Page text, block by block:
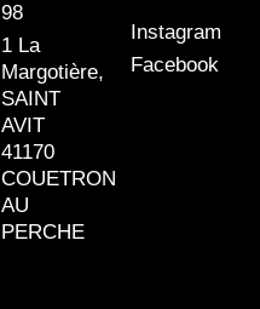
98
1 La
Margotière,
SAINT
AVIT
41170
COUETRON
AU
PERCHE
Instagram
Facebook